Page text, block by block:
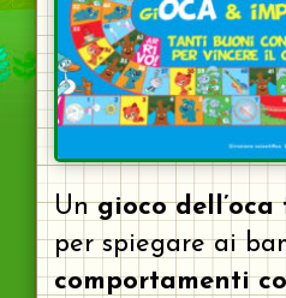
Ungioco
per spiegare ai
comportamenti